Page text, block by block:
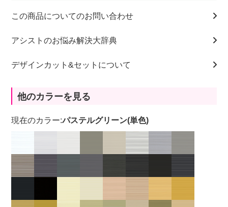
この商品についてのお問い合わせ
アシストのお悩み解決大辞典
デザインカット&セットについて
他のカラーを見る
現在のカラー:パステルグリーン(単色)